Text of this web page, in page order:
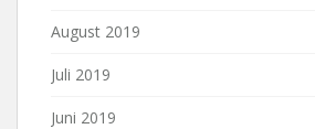
August 2019
Juli 2019
Juni 2019